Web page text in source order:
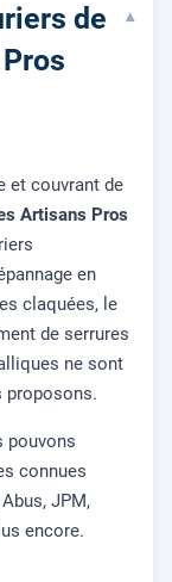
de
▾
et couvrant de
Artisans Pros
en
claquées, le
de serrures
ne sont
proposons.
pouvons
connues
JPM,
encore.